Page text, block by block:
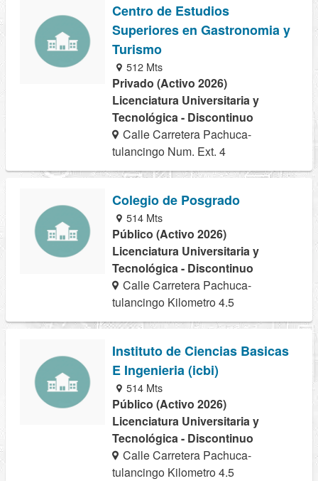
Centro de Estudios
Superiores en Gastronomia y
Turismo
512 Mts
Privado (Activo 2026)
Licenciatura Universitaria y
Tecnológica - Discontinuo
Calle Carretera Pachuca-
tulancingo Num. Ext. 4
Colegio de Posgrado
514 Mts
Público (Activo 2026)
Licenciatura Universitaria y
Tecnológica - Discontinuo
Calle Carretera Pachuca-
tulancingo Kilometro 4.5
Instituto de Ciencias Basicas
E Ingenieria (icbi)
514 Mts
Público (Activo 2026)
Licenciatura Universitaria y
Tecnológica - Discontinuo
Calle Carretera Pachuca-
tulancingo Kilometro 4.5